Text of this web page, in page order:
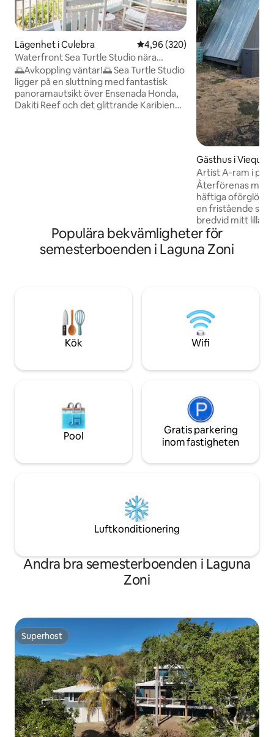
Lägenhet i Culebra 4,96 av 5 i genomsnittligt
4,96 (320)
Waterfront Sea Turtle Studio nära
Culebra Beaches!
🌅Avkoppling väntar!🌅 Sea Turtle Studio
ligger på en sluttning med fantastisk
panoramautsikt över Ensenada Honda,
Dakiti Reef och det glittrande Karibien
Gästhus i Vieques
Artist A-ram i
Återförenas med
häftiga
en fristående
bredvid mitt lilla
och det stora
ligger bara
en privat
och
plats. Lita inte
omdömena. Jag
behovet uppstår.
Populära bekvämligheter för
semesterboenden i Laguna Zoni
Kök Wifi
Pool
Gratis parkering
inom fastigheten
Luftkonditionering
Andra bra semesterboenden i Laguna
Zoni
Superhost
Superhost